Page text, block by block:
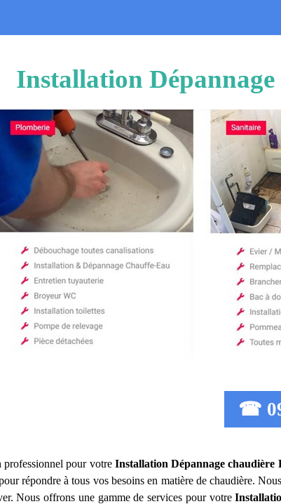
Installation
☎
professionnel pour votre Installation Dépannage chaudière
répondre à tous vos besoins en matière de chaudière.
Nous offrons une gamme de services pour votre